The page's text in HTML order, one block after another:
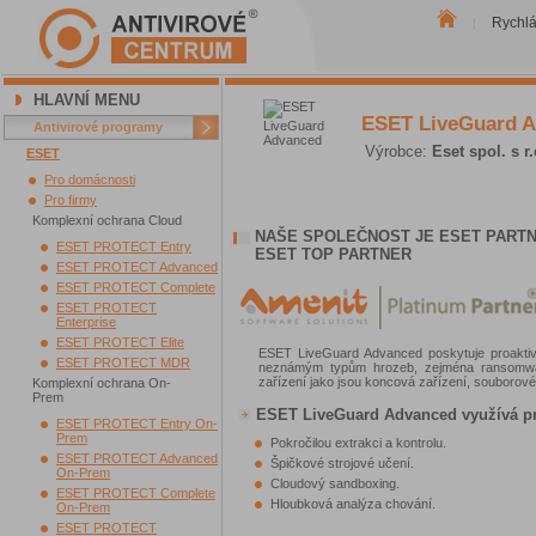
HLAVNÍ MENU
Antivirové programy
ESET
Pro domácnosti
Pro firmy
Komplexní ochrana Cloud
ESET PROTECT Entry
ESET PROTECT Advanced
ESET PROTECT Complete
ESET PROTECT
Enterprise
ESET PROTECT Elite
ESET PROTECT MDR
Komplexní ochrana On-
Prem
ESET PROTECT Entry On-
Prem
ESET PROTECT Advanced
On-Prem
ESET PROTECT Complete
On-Prem
ESET PROTECT
ESET LiveGuard
Výrobce: Eset spol. s
NAŠE SPOLEČNOST JE ESET
ESET TOP PARTNER
ESET LiveGuard Advanced poskytuje
neznámým typům hrozeb, zejména
zařízení jako jsou koncová zařízení,
ESET LiveGuard Advanced využívá
Pokročilou extrakci a kontrolu.
Špičkové strojové učení.
Cloudový sandboxing.
Hloubková analýza chování.